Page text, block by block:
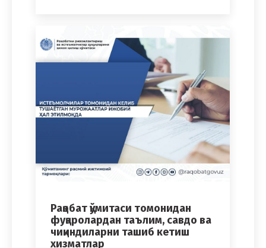
Рақобат қўмитаси томонидан
фуқаролардан таълим, савдо ва
чиқиндиларни ташиб кетиш
хизматлар